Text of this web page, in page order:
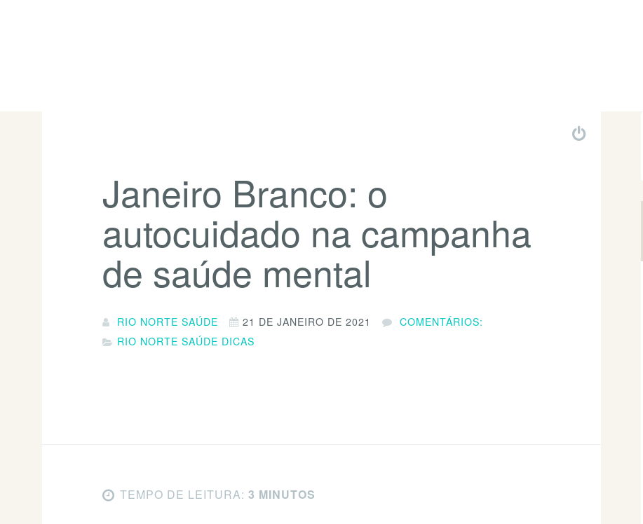
Janeiro Branco: o
autocuidado na campanha
de saúde mental
RIO NORTE SAÚDE 21 DE JANEIRO DE 2021
COMENTÁRIOS:
RIO NORTE SAÚDE DICAS
TEMPO DE LEITURA: 3 MINUTOS